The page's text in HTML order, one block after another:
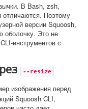
В Bash, zsh,
отличаются. Поэтому
версии Squoosh,
оболочку. Это не
инструментов с
--resize
изображения перед
Squoosh CLI,